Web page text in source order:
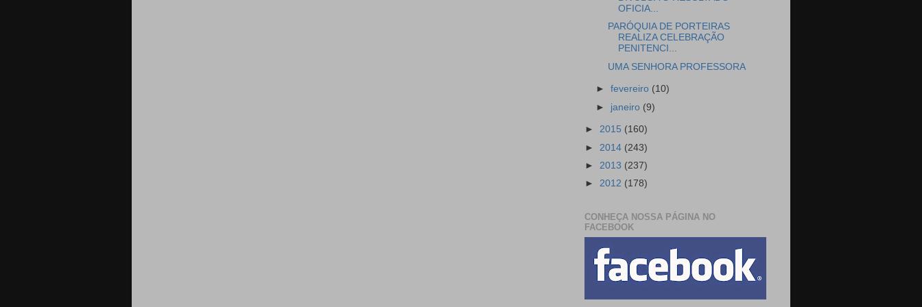
OFICIA...
PARÓQUIA DE PORTEIRAS
REALIZA CELEBRAÇÃO
PENITENCI...
UMA SENHORA PROFESSORA
►fevereiro (10)
► janeiro (9)
► 2015 (160)
► 2014 (243)
► 2013 (237)
► 2012 (178)
CONHEÇA NOSSA PÁGINA NO
FACEBOOK